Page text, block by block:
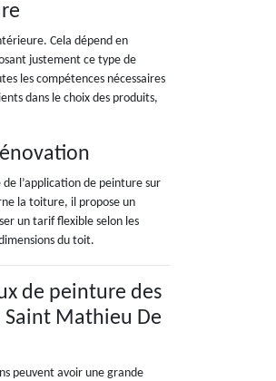
Cela dépend en
justement ce type de
les compétences nécessaires
dans le choix des produits,
l’application de peinture sur
la toiture, il propose un
un tarif flexible selon les
du toit.
de peinture des
Saint Mathieu De
peuvent avoir une grande